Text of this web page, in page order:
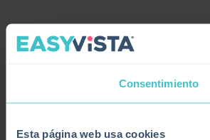
Consentimiento
Esta página web usa cookies